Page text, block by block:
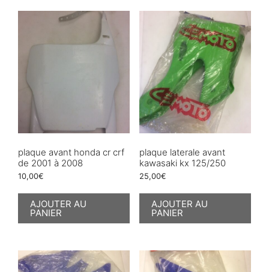
plaque avant honda cr crf
de 2001 à 2008
10,00€
AJOUTER AU
PANIER
plaque laterale avant
kawasaki kx 125/250
25,00€
AJOUTER AU
PANIER